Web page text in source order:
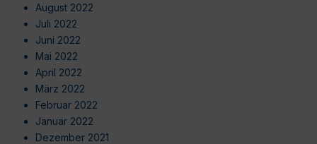
August 2022
Juli 2022
Juni 2022
Mai 2022
April 2022
März 2022
Februar 2022
Januar 2022
Dezember 2021